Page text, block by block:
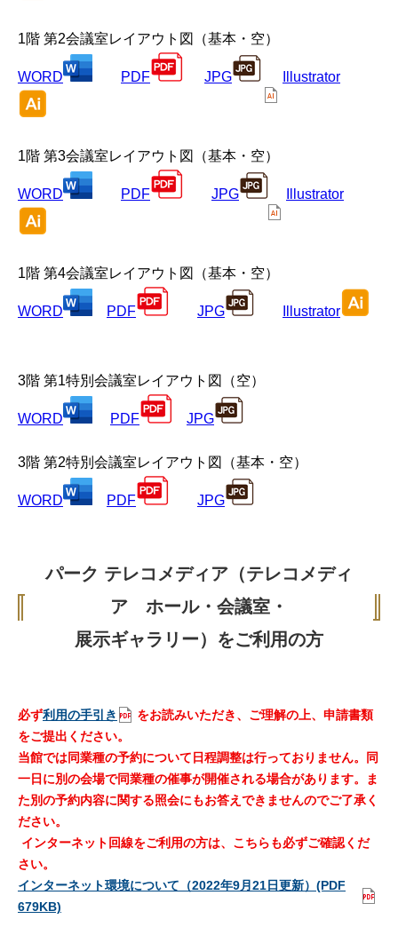
1階 第2会議室レイアウト図（基本・空）
WORD PDF JPG Illustrator
1階 第3会議室レイアウト図（基本・空）
WORD PDF JPG Illustrator
1階 第4会議室レイアウト図（基本・空）
WORD PDF JPG Illustrator
3階 第1特別会議室レイアウト図（空）
WORD PDF JPG
3階 第2特別会議室レイアウト図（基本・空）
WORD PDF JPG
パーク テレコメディア（テレコメディ
ア ホール・会議室・
展示ギャラリー）をご利用の方
必ず利用の手引き をお読みいただき、ご理解の上、申請書類
をご提出ください。
当館では同業種の予約について日程調整は行っておりません。同
一日に別の会場で同業種の催事が開催される場合があります。ま
た別の予約内容に関する照会にもお答えできませんのでご了承く
ださい。
インターネット回線をご利用の方は、こちらも必ずご確認くだ
さい。
インターネット環境について（2022年9月21日更新）(PDF
679KB)